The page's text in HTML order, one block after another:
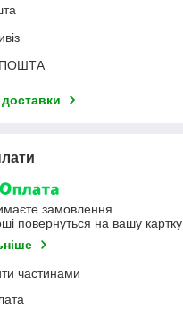
ПОШТА
замовлення
повернуться на вашу картку
частинами